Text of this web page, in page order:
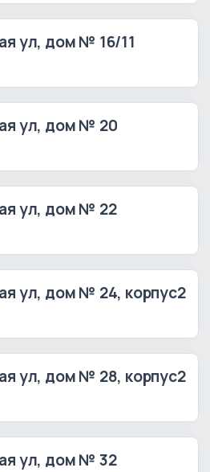
ул, дом № 16/11
ул, дом № 20
ул, дом № 22
ул, дом № 24, корпус2
ул, дом № 28, корпус2
ул, дом № 32